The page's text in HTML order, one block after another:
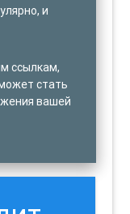
и
ссылкам,
стать
вашей